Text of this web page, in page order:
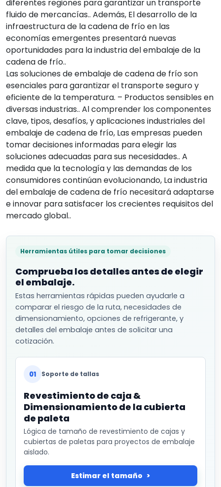
diferentes regiones para garantizar un transporte
fluido de mercancías.. Además, El desarrollo de la
infraestructura de la cadena de frío en las
economías emergentes presentará nuevas
oportunidades para la industria del embalaje de la
cadena de frío..
Las soluciones de embalaje de cadena de frío son
esenciales para garantizar el transporte seguro y
eficiente de la temperatura. – Productos sensibles en
diversas industrias.. Al comprender los componentes
clave, tipos, desafíos, y aplicaciones industriales del
embalaje de cadena de frío, Las empresas pueden
tomar decisiones informadas para elegir las
soluciones adecuadas para sus necesidades.. A
medida que la tecnología y las demandas de los
consumidores continúan evolucionando, La industria
del embalaje de cadena de frío necesitará adaptarse
e innovar para satisfacer los crecientes requisitos del
mercado global..
Herramientas útiles para tomar decisiones
Comprueba los detalles antes de elegir
el embalaje.
Estas herramientas rápidas pueden ayudarle a
comparar el riesgo de la ruta, necesidades de
dimensionamiento, opciones de refrigerante, y
detalles del embalaje antes de solicitar una
cotización.
01 Soporte de tallas
Revestimiento de caja &
Dimensionamiento de la cubierta
de paleta
Lógica de tamaño de revestimiento de cajas y
cubiertas de paletas para proyectos de embalaje
aislado.
Estimar el tamaño